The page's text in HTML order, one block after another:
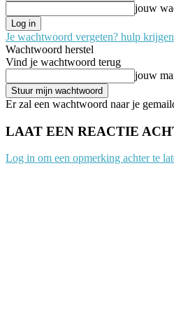
jouw
Je wachtwoord vergeten? hulp krijgen
Wachtwoord herstel
Vind je wachtwoord terug
jouw
Er zal een wachtwoord naar je
LAAT EEN REACTIE
Log in om een opmerking achter te